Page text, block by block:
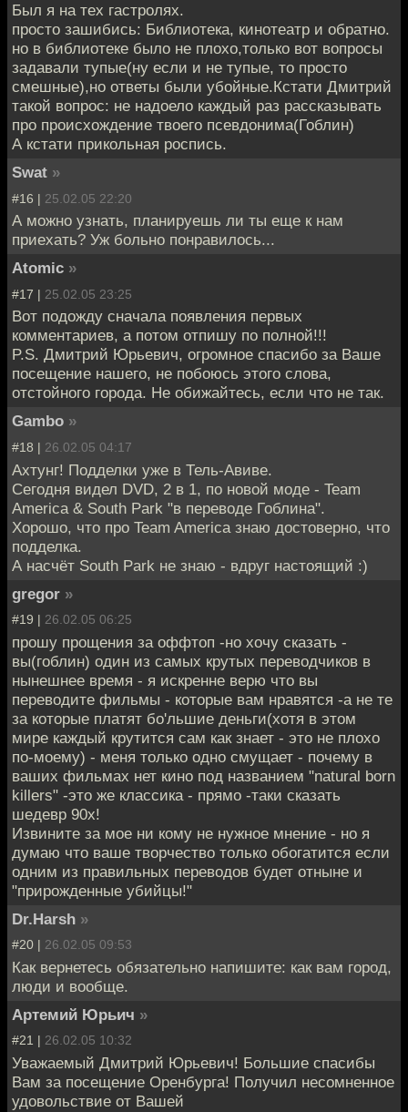
Был я на тех гастролях.
просто зашибись: Библиотека, кинотеатр и обратно.
но в библиотеке было не плохо,только вот вопросы
задавали тупые(ну если и не тупые, то просто
смешные),но ответы были убойные.Кстати Дмитрий
такой вопрос: не надоело каждый раз рассказывать
про происхождение твоего псевдонима(Гоблин)
А кстати прикольная роспись.
Swat »
#16 | 25.02.05 22:20
А можно узнать, планируешь ли ты еще к нам
приехать? Уж больно понравилось...
Atomic »
#17 | 25.02.05 23:25
Вот подожду сначала появления первых
комментариев, а потом отпишу по полной!!!
P.S. Дмитрий Юрьевич, огромное спасибо за Ваше
посещение нашего, не побоюсь этого слова,
отстойного города. Не обижайтесь, если что не так.
Gambo »
#18 | 26.02.05 04:17
Ахтунг! Подделки уже в Тель-Авиве.
Сегодня видел DVD, 2 в 1, по новой моде - Team
America & South Park "в переводе Гоблина".
Хорошо, что про Team America знаю достоверно, что
подделка.
А насчёт South Park не знаю - вдруг настоящий :)
gregor »
#19 | 26.02.05 06:25
прошу прощения за оффтоп -но хочу сказать -
вы(гоблин) один из самых крутых переводчиков в
нынешнее время - я искренне верю что вы
переводите фильмы - которые вам нравятся -а не те
за которые платят бо'льшие деньги(хотя в этом
мире каждый крутится сам как знает - это не плохо
по-моему) - меня только одно смущает - почему в
ваших фильмах нет кино под названием "natural born
killers" -это же классика - прямо -таки сказать
шедевр 90x!
Извините за мое ни кому не нужное мнение - но я
думаю что ваше творчество только обогатится если
одним из правильных переводов будет отныне и
"прирожденные убийцы!"
Dr.Harsh »
#20 | 26.02.05 09:53
Как вернетесь обязательно напишите: как вам город,
люди и вообще.
Артемий Юрьич »
#21 | 26.02.05 10:32
Уважаемый Дмитрий Юрьевич! Большие спасибы
Вам за посещение Оренбурга! Получил несомненное
удовольствие от Вашей